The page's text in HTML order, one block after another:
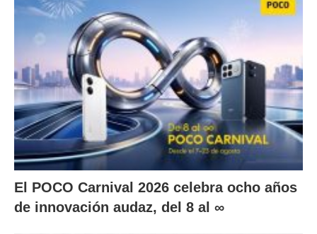
El POCO Carnival 2026 celebra ocho años
de innovación audaz, del 8 al ∞